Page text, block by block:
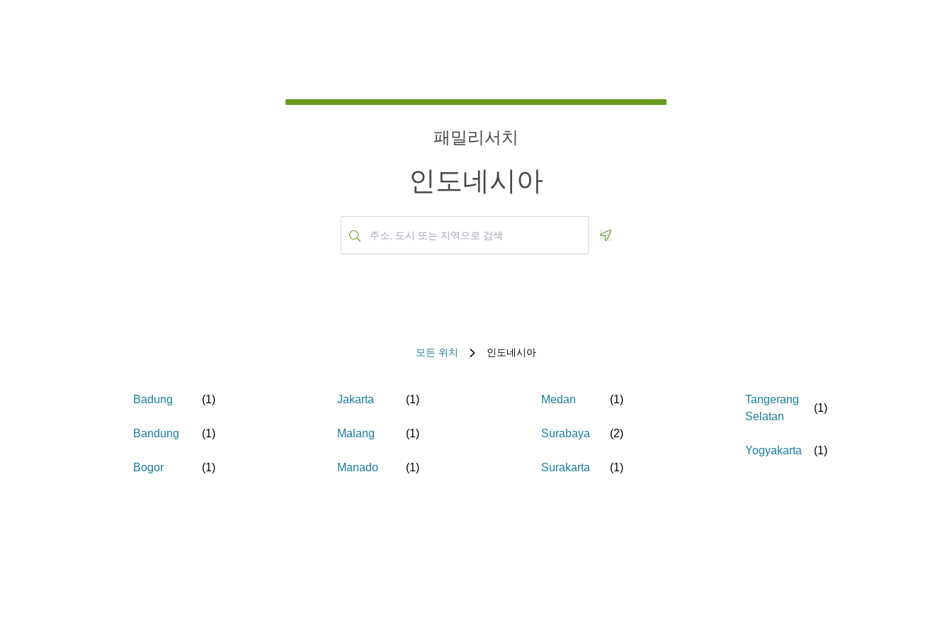
패밀리서치
인도네시아
모든 위치 인도네시아
Badung (1)
Bandung (1)
Bogor (1)
Jakarta (1)
Malang (1)
Manado (1)
Medan (1)
Surabaya (2)
Surakarta (1)
Tangerang
Selatan
(1)
Yogyakarta (1)